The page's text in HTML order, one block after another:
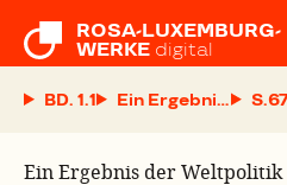
ROSA-LUXEMBURG-
WERKE digital
BD. 1.1 Ein Ergebnis derS.
Ein Ergebnis der Weltpolitik